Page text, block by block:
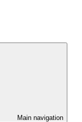
Main navigation